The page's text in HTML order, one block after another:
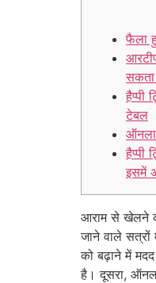
फैला
सकता
हैप्पी
टेबल
हैप्पी
इसमें
आराम से खेलने
जाने वाले
को बढ़ाने में
है। दूसरा,